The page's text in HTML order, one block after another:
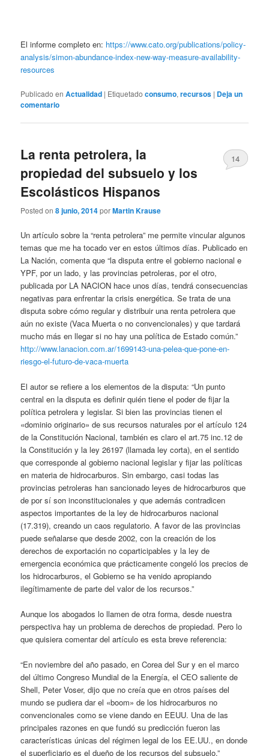
El informe completo en: https://www.cato.org/publications/policy-
analysis/simon-abundance-index-new-way-measure-availability-
resources
Publicado en Actualidad | Etiquetado consumo,recursos | Deja un
comentario
La renta petrolera, la
propiedad del subsuelo y los
Escolásticos Hispanos
Posted on8 junio, 2014porMartin Krause
14
Un artículo sobre la “renta petrolera” me permite vincular algunos
temas que me ha tocado ver en estos últimos días. Publicado en
La Nación, comenta que “la disputa entre el gobierno nacional e
YPF, por un lado, y las provincias petroleras, por el otro,
publicada por LA NACION hace unos días, tendrá consecuencias
negativas para enfrentar la crisis energética. Se trata de una
disputa sobre cómo regular y distribuir una renta petrolera que
aún no existe (Vaca Muerta o no convencionales) y que tardará
mucho más en llegar si no hay una política de Estado común.”
http://www.lanacion.com.ar/1699143-una-pelea-que-pone-en-
riesgo-el-futuro-de-vaca-muerta
El autor se refiere a los elementos de la disputa: “Un punto
central en la disputa es definir quién tiene el poder de fijar la
política petrolera y legislar. Si bien las provincias tienen el
«dominio originario» de sus recursos naturales por el artículo 124
de la Constitución Nacional, también es claro el art.75 inc.12 de
la Constitución y la ley 26197 (llamada ley corta), en el sentido
que corresponde al gobierno nacional legislar y fijar las políticas
en materia de hidrocarburos. Sin embargo, casi todas las
provincias petroleras han sancionado leyes de hidrocarburos que
de por sí son inconstitucionales y que además contradicen
aspectos importantes de la ley de hidrocarburos nacional
(17.319), creando un caos regulatorio. A favor de las provincias
puede señalarse que desde 2002, con la creación de los
derechos de exportación no coparticipables y la ley de
emergencia económica que prácticamente congeló los precios de
los hidrocarburos, el Gobierno se ha venido apropiando
ilegítimamente de parte del valor de los recursos.”
Aunque los abogados lo llamen de otra forma, desde nuestra
perspectiva hay un problema de derechos de propiedad. Pero lo
que quisiera comentar del artículo es esta breve referencia:
“En noviembre del año pasado, en Corea del Sur y en el marco
del último Congreso Mundial de la Energía, el CEO saliente de
Shell, Peter Voser, dijo que no creía que en otros países del
mundo se pudiera dar el «boom» de los hidrocarburos no
convencionales como se viene dando en EEUU. Una de las
principales razones en que fundó su predicción fueron las
características únicas del régimen legal de los EE.UU., en donde
el superficiario es el dueño de los recursos del subsuelo.”